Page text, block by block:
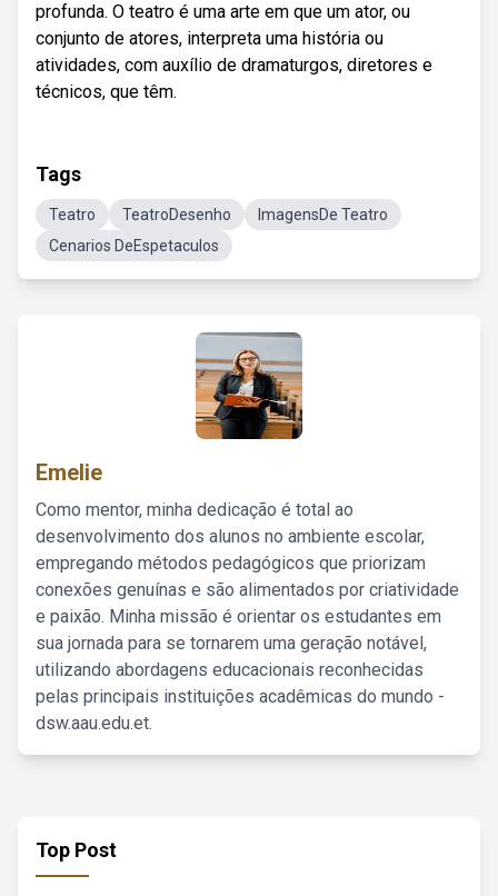
profunda. O teatro é uma arte em que um ator, ou
conjunto de atores, interpreta uma história ou
atividades, com auxílio de dramaturgos, diretores e
técnicos, que têm.
Tags
Teatro TeatroDesenho
ImagensDe Teatro
Cenarios DeEspetaculos
Emelie
Como mentor, minha dedicação é total ao
desenvolvimento dos alunos no ambiente escolar,
empregando métodos pedagógicos que priorizam
conexões genuínas e são alimentados por criatividade
e paixão. Minha missão é orientar os estudantes em
sua jornada para se tornarem uma geração notável,
utilizando abordagens educacionais reconhecidas
pelas principais instituições acadêmicas do mundo -
dsw.aau.edu.et.
Top Post